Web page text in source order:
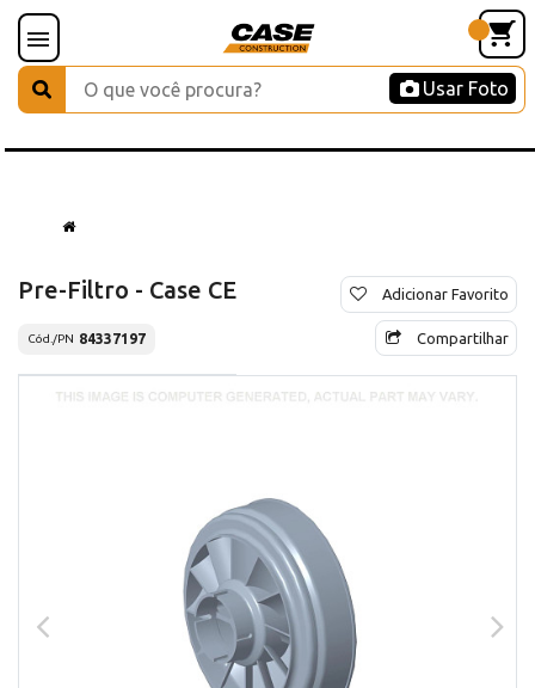
Usar Foto
Pre-Filtro - Case CE
Cód./PN 84337197
Adicionar Favorito
Compartilhar